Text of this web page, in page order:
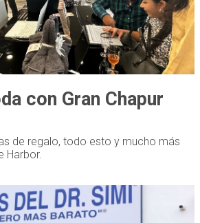
con Gran Chapur
de regalo, todo esto y mucho más
Harbor.